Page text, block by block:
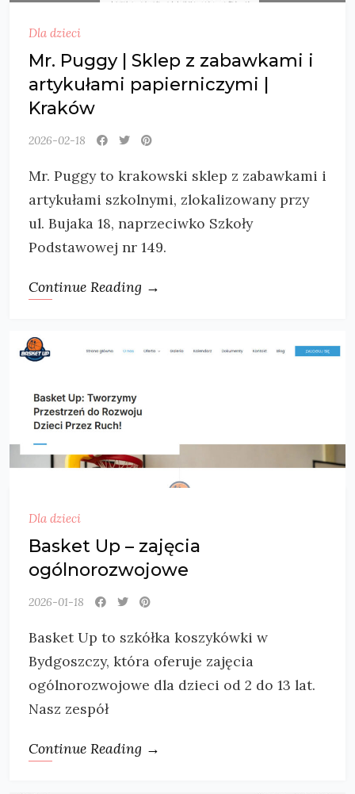
Dla dzieci
Mr. Puggy | Sklep z zabawkami i
artykułami papierniczymi |
Kraków
2026-02-18
Mr. Puggy to krakowski sklep z zabawkami i
artykułami szkolnymi, zlokalizowany przy
ul. Bujaka 18, naprzeciwko Szkoły
Podstawowej nr 149.
Continue Reading →
Dla dzieci
Basket Up – zajęcia
ogólnorozwojowe
2026-01-18
Basket Up to szkółka koszykówki w
Bydgoszczy, która oferuje zajęcia
ogólnorozwojowe dla dzieci od 2 do 13 lat.
Nasz zespół
Continue Reading →